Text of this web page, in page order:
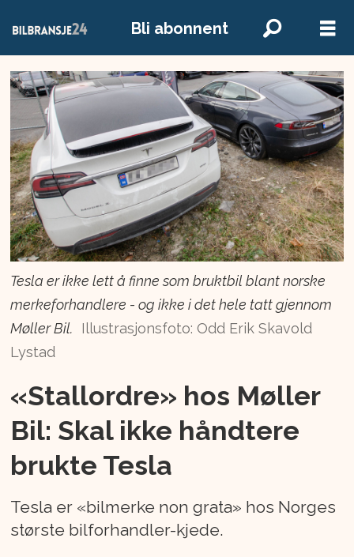
Bli abonnent
Tesla er ikke lett å finne som bruktbil blant norske
merkeforhandlere - og ikke i det hele tatt gjennom
Møller Bil.
Illustrasjonsfoto: Odd Erik Skavold
Lystad
«Stallordre» hos Møller
Bil: Skal ikke håndtere
brukte Tesla
Tesla er «bilmerke non grata» hos Norges
største bilforhandler-kjede.